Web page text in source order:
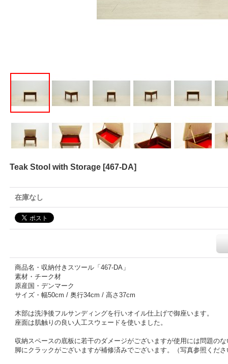
Teak Stool with Storage [467-DA]
在庫なし
商品名・収納付きスツール「467-DA」
素材・チーク材
原産国・デンマーク
サイズ・幅50cm / 奥行34cm / 高さ37cm
木部は洗浄後フルサンディングを行いオイル仕上げで御座います。
座面は肌触りの良い人工スウェードを使いました。
収納スペースの底板に若干のダメージがございますが使用には問題の
脚にクラックがございますが補修済みでございます。（写真参照くださ